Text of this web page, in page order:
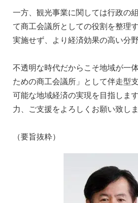
一方、観光事業に関しては行政の
て商工会議所としての役割を整理
実施せず、より経済効果の高い分
不透明な時代だからこそ地域が一
ための商工会議所」として伴走型
可能な地域経済の実現を目指しま
力、ご支援をよろしくお願い致しま
（要旨抜粋）